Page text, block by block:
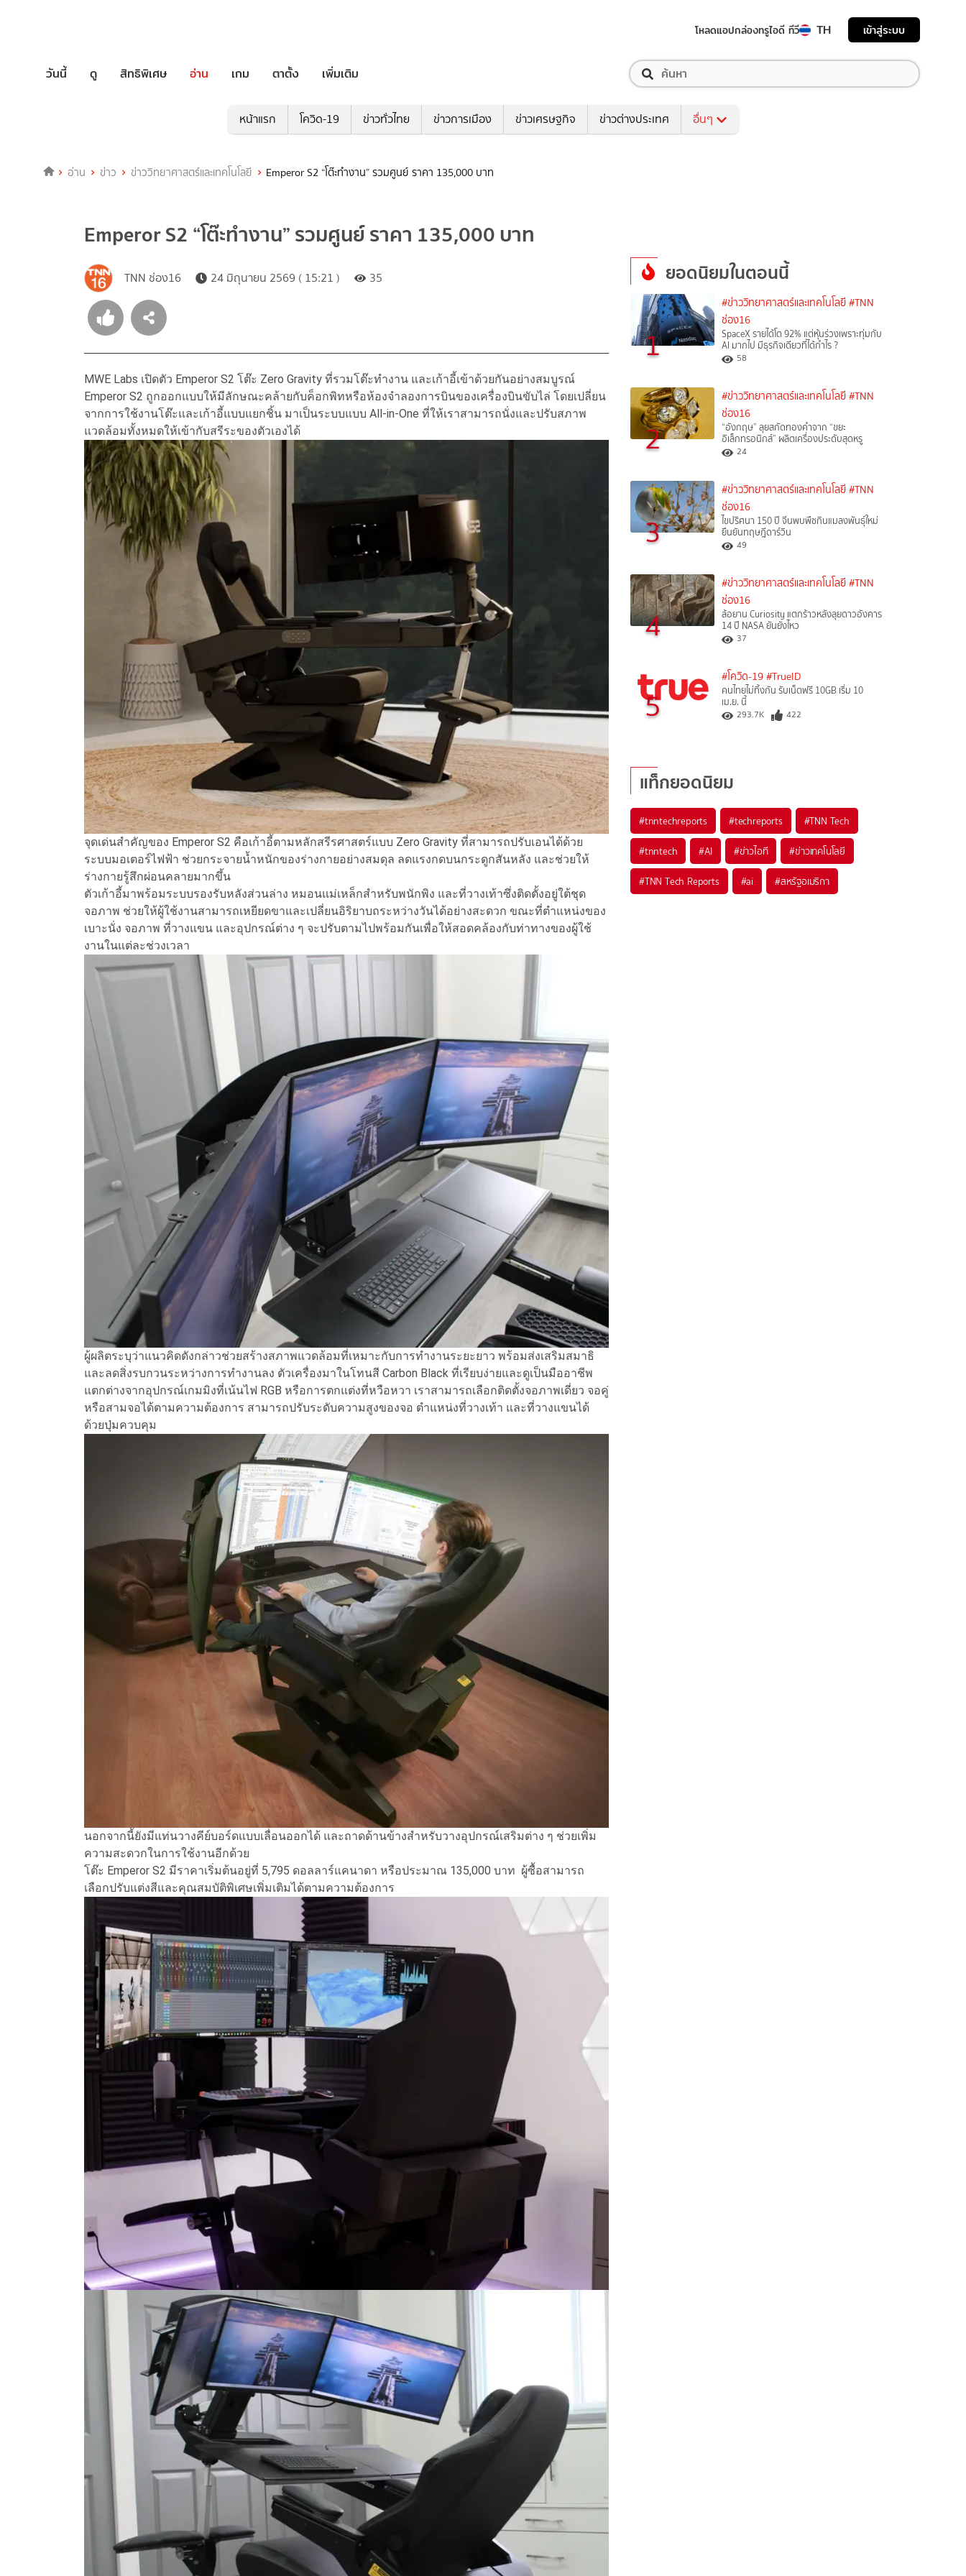
โหลดแอปกล่องทรูไอดี ทีวี TH เข้าสู่ระบบ
วันนี้ ดู สิทธิพิเศษ อ่าน เกม ตาตั้ง เพิ่มเติม
หน้าแรก โควิด-19 ข่าวทั่วไทย ข่าวการเมือง ข่าวเศรษฐกิจ ข่าวต่างประเทศ อื่นๆ
อ่าน ข่าว ข่าววิทยาศาสตร์และเทคโนโลยี Emperor S2 “โต๊ะทำงาน” รวมศูนย์ ราคา 135,000 บาท
Emperor S2 “โต๊ะทำงาน” รวมศูนย์ ราคา 135,000 บาท
TNN ช่อง16 24 มิถุนายน 2569 ( 15:21 ) 35
MWE Labs เปิดตัว Emperor S2 โต๊ะ Zero Gravity ที่รวมโต๊ะทำงาน และเก้าอี้เข้าด้วยกันอย่างสมบูรณ์
Emperor S2 ถูกออกแบบให้มีลักษณะคล้ายกับค็อกพิทหรือห้องจำลองการบินของเครื่องบินขับไล่ โดยเปลี่ยน
จากการใช้งานโต๊ะและเก้าอี้แบบแยกชิ้น มาเป็นระบบแบบ All-in-One ที่ให้เราสามารถนั่งและปรับสภาพ
แวดล้อมทั้งหมดให้เข้ากับสรีระของตัวเองได้
จุดเด่นสำคัญของ Emperor S2 คือเก้าอี้ตามหลักสรีรศาสตร์แบบ Zero Gravity ที่สามารถปรับเอนได้ด้วย
ระบบมอเตอร์ไฟฟ้า ช่วยกระจายน้ำหนักของร่างกายอย่างสมดุล ลดแรงกดบนกระดูกสันหลัง และช่วยให้
ร่างกายรู้สึกผ่อนคลายมากขึ้น
ตัวเก้าอี้มาพร้อมระบบรองรับหลังส่วนล่าง หมอนแม่เหล็กสำหรับพนักพิง และที่วางเท้าซึ่งติดตั้งอยู่ใต้ชุด
จอภาพ ช่วยให้ผู้ใช้งานสามารถเหยียดขาและเปลี่ยนอิริยาบถระหว่างวันได้อย่างสะดวก ขณะที่ตำแหน่งของ
เบาะนั่ง จอภาพ ที่วางแขน และอุปกรณ์ต่าง ๆ จะปรับตามไปพร้อมกันเพื่อให้สอดคล้องกับท่าทางของผู้ใช้
งานในแต่ละช่วงเวลา
ผู้ผลิตระบุว่าแนวคิดดังกล่าวช่วยสร้างสภาพแวดล้อมที่เหมาะกับการทำงานระยะยาว พร้อมส่งเสริมสมาธิ
และลดสิ่งรบกวนระหว่างการทำงานลง ตัวเครื่องมาในโทนสี Carbon Black ที่เรียบง่ายและดูเป็นมืออาชีพ
แตกต่างจากอุปกรณ์เกมมิงที่เน้นไฟ RGB หรือการตกแต่งที่หวือหวา เราสามารถเลือกติดตั้งจอภาพเดี่ยว จอคู่
หรือสามจอได้ตามความต้องการ สามารถปรับระดับความสูงของจอ ตำแหน่งที่วางเท้า และที่วางแขนได้
ด้วยปุ่มควบคุม
นอกจากนี้ยังมีแท่นวางคีย์บอร์ดแบบเลื่อนออกได้ และถาดด้านข้างสำหรับวางอุปกรณ์เสริมต่าง ๆ ช่วยเพิ่ม
ความสะดวกในการใช้งานอีกด้วย
โต๊ะ Emperor S2 มีราคาเริ่มต้นอยู่ที่ 5,795 ดอลลาร์แคนาดา หรือประมาณ 135,000 บาท ผู้ซื้อสามารถ
เลือกปรับแต่งสีและคุณสมบัติพิเศษเพิ่มเติมได้ตามความต้องการ
ยอดนิยมในตอนนี้
1
#ข่าววิทยาศาสตร์และเทคโนโลยี #TNN
ช่อง16
SpaceX รายได้โต 92% แต่หุ้นร่วงเพราะทุ่มกับ
AI มากไป มีธุรกิจเดียวที่ได้กำไร ?
58
2
#ข่าววิทยาศาสตร์และเทคโนโลยี #TNN
ช่อง16
“อังกฤษ” ลุยสกัดทองคำจาก “ขยะ
อิเล็กทรอนิกส์” ผลิตเครื่องประดับสุดหรู
24
3
#ข่าววิทยาศาสตร์และเทคโนโลยี #TNN
ช่อง16
ไขปริศนา 150 ปี จีนพบพืชกินแมลงพันธุ์ใหม่
ยืนยันทฤษฎีดาร์วิน
49
4
#ข่าววิทยาศาสตร์และเทคโนโลยี #TNN
ช่อง16
ล้อยาน Curiosity แตกร้าวหลังลุยดาวอังคาร
14 ปี NASA ยันยังไหว
37
5
#โควิด-19 #TrueID
คนไทยไม่ทิ้งกัน รับเน็ตฟรี 10GB เริ่ม 10
เม.ย. นี้
293.7K 422
แท็กยอดนิยม
#tnntechreports #techreports #TNN Tech
#tnntech #AI #ข่าวไอที #ข่าวเทคโนโลยี
#TNN Tech Reports #ai #สหรัฐอเมริกา